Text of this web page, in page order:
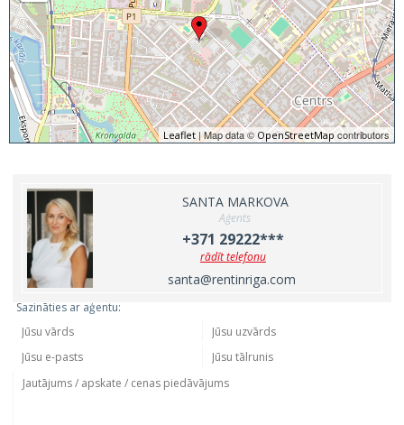
Leaflet | Map data © OpenStreetMap contributors
SANTA MARKOVA
Aģents
+371 29222***
rādīt telefonu
santa@rentinriga.com
Sazināties ar aģentu: